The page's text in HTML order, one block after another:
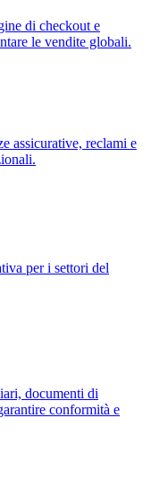
di checkout e
le vendite globali.
assicurative, reclami e
per i settori del
documenti di
conformità e